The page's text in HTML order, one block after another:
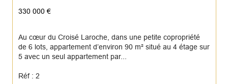
330 000 €
Au cœur du Croisé Laroche, dans une petite copropriété
de 6 lots, appartement d’environ 90 m² situé au 4 étage sur
5 avec un seul appartement par...
Réf : 2